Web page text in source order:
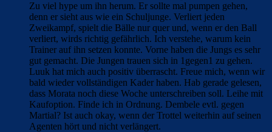
Zu viel hype um ihn herum. Er sollte mal pumpen gehen,
denn er sieht aus wie ein Schuljunge. Verliert jeden
Zweikampf, spielt die Bälle nur quer und, wenn er den Ball
verliert, wirds richtig gefährlich. Ich verstehe, warum kein
Trainer auf ihn setzen konnte. Vorne haben die Jungs es sehr
gut gemacht. Die Jungen trauen sich in 1gegen1 zu gehen.
Luuk hat mich auch positiv überrascht. Freue mich, wenn wir
bald wieder vollständigen Kader haben. Hab gerade gelesen,
dass Morata noch diese Woche unterschreiben soll. Leihe mit
Kaufoption. Finde ich in Ordnung. Dembele evtl. gegen
Martial? Ist auch okay, wenn der Trottel weiterhin auf seinen
Agenten hört und nicht verlängert.